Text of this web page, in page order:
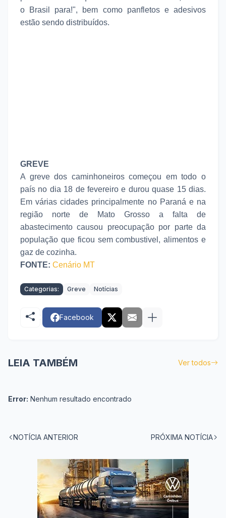
o Brasil para!", bem como panfletos e adesivos
estão sendo distribuídos.
GREVE
A greve dos caminhoneiros começou em todo o
país no dia 18 de fevereiro e durou quase 15 dias.
Em várias cidades principalmente no Paraná e na
região norte de Mato Grosso a falta de
abastecimento causou preocupação por parte da
população que ficou sem combustivel, alimentos e
gaz de cozinha.
FONTE: Cenário MT
Categorias: Greve Notícias
Facebook
LEIA TAMBÉM Ver todos
Error: Nenhum resultado encontrado
NOTÍCIA ANTERIOR PRÓXIMA NOTÍCIA